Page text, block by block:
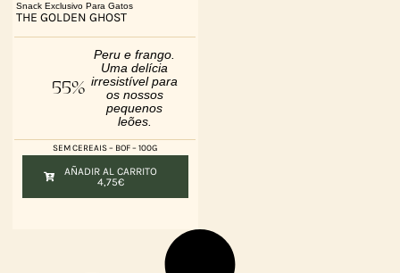
Snack Exclusivo Para Gatos
THE GOLDEN GHOST
55%
Peru e frango.
Uma delícia
irresistível para
os nossos
pequenos
leões.
SEM CEREAIS – BOF – 100G
AÑADIR AL CARRITO
4,75€